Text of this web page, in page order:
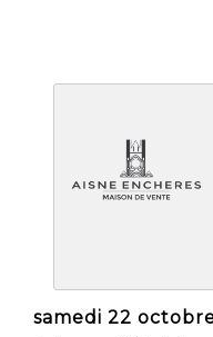
samedi 22